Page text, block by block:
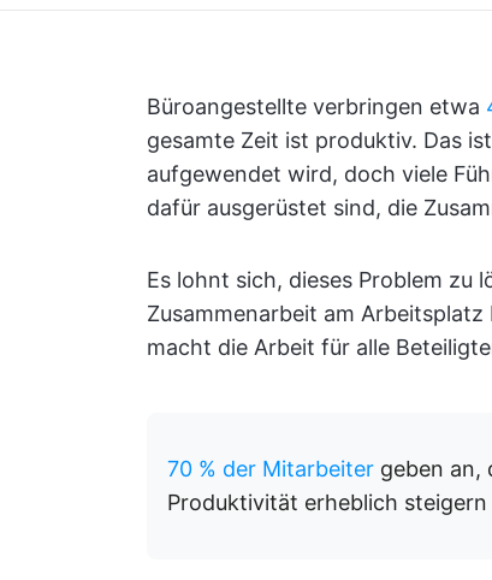
Büroangestellte verbringen etwa
gesamte Zeit ist produktiv. Das
aufgewendet wird, doch viele
dafür ausgerüstet sind, die
Es lohnt sich, dieses Problem zu
Zusammenarbeit am
macht die Arbeit für alle
70 % der Mitarbeiter geben an,
Produktivität erheblich